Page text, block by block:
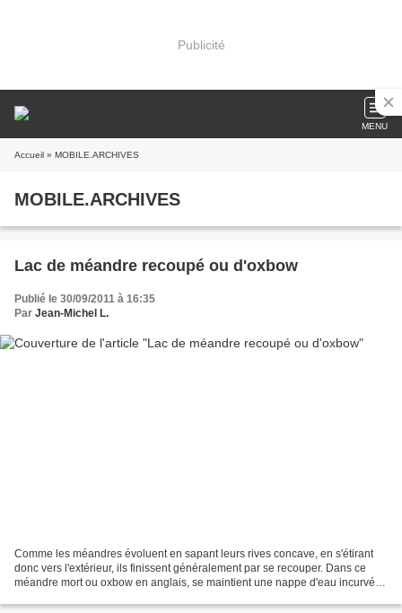
Publicité
MENU
Accueil » MOBILE.ARCHIVES
MOBILE.ARCHIVES
Lac de méandre recoupé ou d'oxbow
Publié le 30/09/2011 à 16:35
Par Jean-Michel L.
Comme les méandres évoluent en sapant leurs rives concave, en s'étirant
donc vers l'extérieur, ils finissent généralement par se recouper. Dans ce
méandre mort ou oxbow en anglais, se maintient une nappe d'eau incurvée :